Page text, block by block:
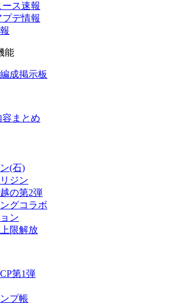
ス速報
デ情報
能
成掲示板
まとめ
(石)
ジン
の第2弾
グコラボ
ン
限解放
第1弾
プ帳